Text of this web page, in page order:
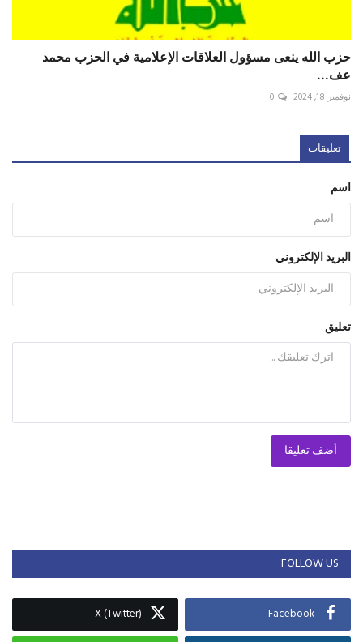
حزب الله ينعى مسؤول العلاقات الإعلامية في الحزب محمد
عف...
نوفمبر 18, 2024 0
تعليقات
اسم
البريد الإلكتروني
تعليق
أضف تعليقا
FOLLOW US
Facebook
X (Twitter)